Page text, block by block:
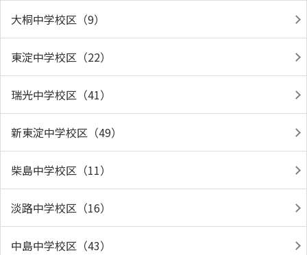
大桐中学校区（9）
東淀中学校区（22）
瑞光中学校区（41）
新東淀中学校区（49）
柴島中学校区（11）
淡路中学校区（16）
中島中学校区（43）